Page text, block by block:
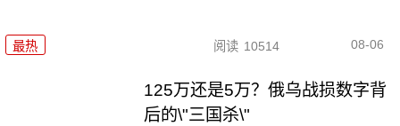
最热 阅读 10514 08-06
125万还是5万？俄乌战损数字背
后的\"三国杀\"